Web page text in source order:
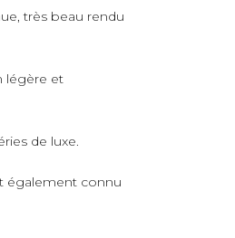
très beau rendu
légère et
de luxe.
également connu